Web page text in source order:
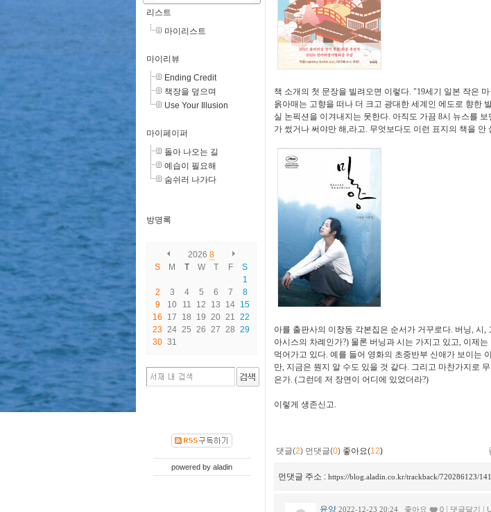
리스트
마이리스트
마이리뷰
Ending Credit
책장을 덮으며
Use Your Illusion
마이페이퍼
돌아 나오는 길
예습이 필요해
숨쉬러 나가다
방명록
2026 8
S
M T W T F
S
1
2
3 4 5 6 7
8
9
10 11 12 13 14 15
16
17 18 19 20 21 22
23 24 25 26 27 28 29
30 31
powered by aladin
책 소개의 첫 문장을 빌려오면 이렇다. "19세기 일본 작은
옭아매는 고향을 떠나 더 크고 광대한 세계인 에도로 향한
실 논픽션을 이겨내지는 못한다. 아직도 가끔 8시 뉴스를
가 썼거나 써야만 해,라고. 무엇보다도 이런 표지의 책을 안
아를 출판사의 이창동 각본집은 순서가 거꾸로다. 버닝, 시
아시스의 차례인가?) 물론 버닝과 시는 가지고 있고, 이제
먹어가고 있다. 예를 들어 영화의 초중반부 신애가 보이는
만, 지금은 뭔지 알 수도 있을 것 같다. 그리고 마찬가지로
은가. (그런데 저 장면이 어디에 있었더라?)
이렇게 생존신고.
댓글(2) 먼댓글(0) 좋아요(12)
먼댓글 주소 : https://blog.aladin.co.kr/trackback/720286123/
윤양 2022-12-23 20:24 좋아요 0 댓글달기